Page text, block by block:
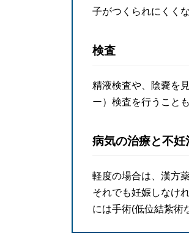
子がつくられにくく
検査
精液検査や、陰嚢を
ー）検査を行うこと
病気の治療と不妊
軽度の場合は、漢方
それでも妊娠しなけ
には手術(低位結紮術